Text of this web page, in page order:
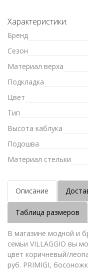
Характеристики:
Бренд
Сезон
Материал верха
Подкладка
Цвет
Тип
Высота каблука
Подошва
Материал стельки
Описание
Таблица размеров
В магазине модной и
семьи VILLAGGIO вы
цвет коричневый/
руб. PRIMIGI,